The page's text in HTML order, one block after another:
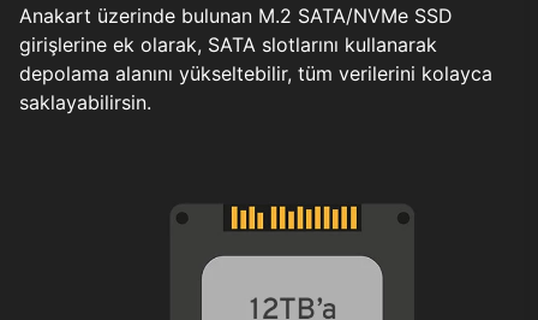
Anakart üzerinde bulunan M.2 SATA/NVMe SSD
girişlerine ek olarak, SATA slotlarını kullanarak
depolama alanını yükseltebilir, tüm verilerini kolayca
saklayabilirsin.